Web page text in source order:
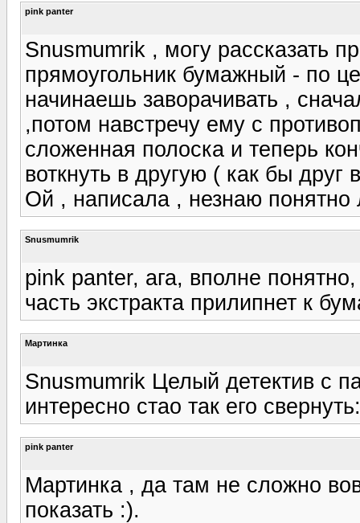
pink panter
Snusmumrik , могу рассказать
прямоугольник бумажный - по
начинаешь заворачивать ,
,потом навстречу ему с
сложенная полоска и теперь
воткнуть в другую ( как бы друг
Ой , написала , незнаю понятно
Snusmumrik
pink panter, ага, вполне
часть экстракта прилипнет к
Мартинка
Snusmumrik Целый детектив с
интересно стао так его
pink panter
Мартинка , да там не сложно
показать :).